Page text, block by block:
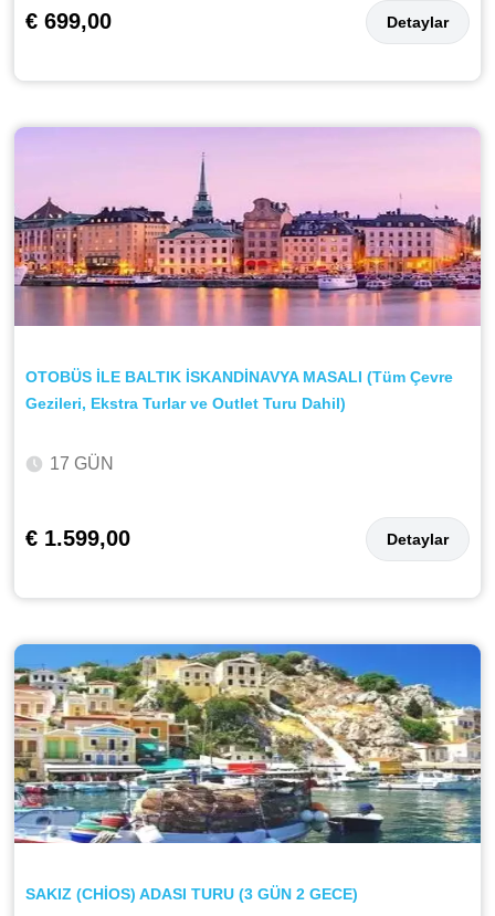
€ 699,00 Detaylar
OTOBÜS İLE BALTIK İSKANDİNAVYA MASALI (Tüm Çevre
Gezileri, Ekstra Turlar ve Outlet Turu Dahil)
17 GÜN
€ 1.599,00 Detaylar
SAKIZ (CHİOS) ADASI TURU (3 GÜN 2 GECE)